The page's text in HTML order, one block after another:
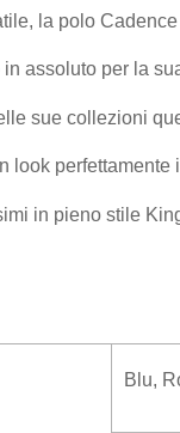
la polo
in assoluto per la
sue collezioni
look
in pieno stile
Blu,